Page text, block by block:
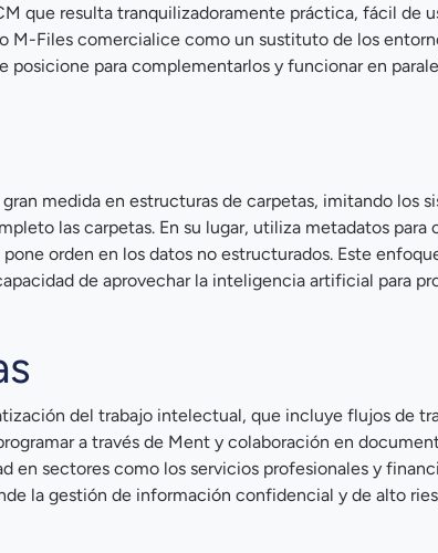
que resulta tranquilizadoramente práctica, fácil de
M-Files comercialice como un sustituto de los
para complementarlos y funcionar en
medida en estructuras de carpetas, imitando los
las carpetas. En su lugar, utiliza metadatos para
orden en los datos no estructurados. Este
de aprovechar la inteligencia artificial para
del trabajo intelectual, que incluye flujos de
a través de Ment y colaboración en
en sectores como los servicios profesionales y
la gestión de información confidencial y de alto